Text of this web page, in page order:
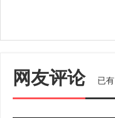
网友评论 已有